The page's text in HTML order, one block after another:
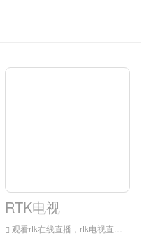
RTK电视
观看rtk在线直播，rtk电视直播，rtk电视是俄罗斯的电视台